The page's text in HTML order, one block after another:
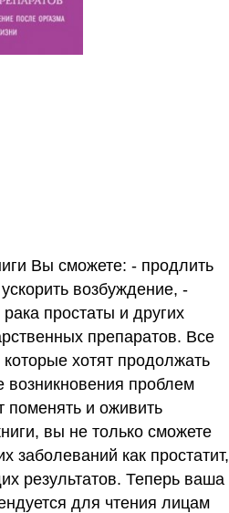
Вы сможете: - продлить
возбуждение, -
простаты и других
препаратов. Все
хотят продолжать
возникновения проблем
поменять и оживить
вы не только сможете
заболеваний как простатит,
результатов. Теперь ваша
для чтения лицам